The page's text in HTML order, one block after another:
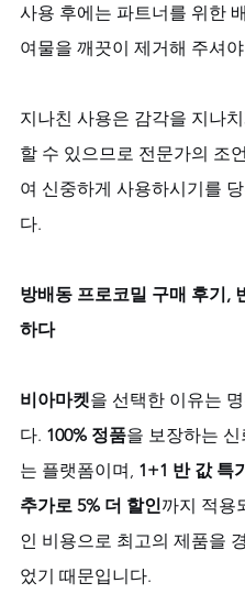
사용 후에는 파트너를 위한
여물을 깨끗이 제거해 주셔
지나친 사용은 감각을 지나
할 수 있으므로 전문가의 조
여 신중하게 사용하시기를
다.
방배동 프로코밀 구매 후기,
하다
비아마켓을 선택한 이유는
다. 100% 정품을 보장하는 신
는 플랫폼이며, 1+1 반 값 특
추가로 5% 더 할인까지 적용
인 비용으로 최고의 제품을
었기 때문입니다.